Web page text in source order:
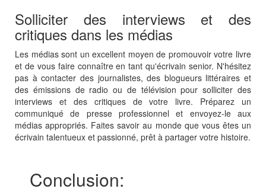
Solliciter des interviews et des
critiques dans les médias
Les médias sont un excellent moyen de promouvoir votre livre
et de vous faire connaître en tant qu'écrivain senior. N'hésitez
pas à contacter des journalistes, des blogueurs littéraires et
des émissions de radio ou de télévision pour solliciter des
interviews et des critiques de votre livre. Préparez un
communiqué de presse professionnel et envoyez-le aux
médias appropriés. Faites savoir au monde que vous êtes un
écrivain talentueux et passionné, prêt à partager votre histoire.
Conclusion: